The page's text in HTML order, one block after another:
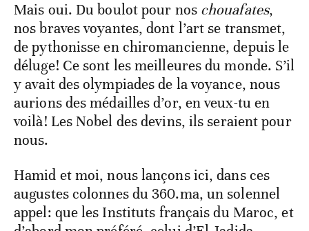
Mais oui. Du boulot pour nos chouafates,
nos braves voyantes, dont l’art se transmet,
de pythonisse en chiromancienne, depuis le
déluge! Ce sont les meilleures du monde. S’il
y avait des olympiades de la voyance, nous
aurions des médailles d’or, en veux-tu en
voilà! Les Nobel des devins, ils seraient pour
nous.
Hamid et moi, nous lançons ici, dans ces
augustes colonnes du 360.ma, un solennel
appel: que les Instituts français du Maroc, et